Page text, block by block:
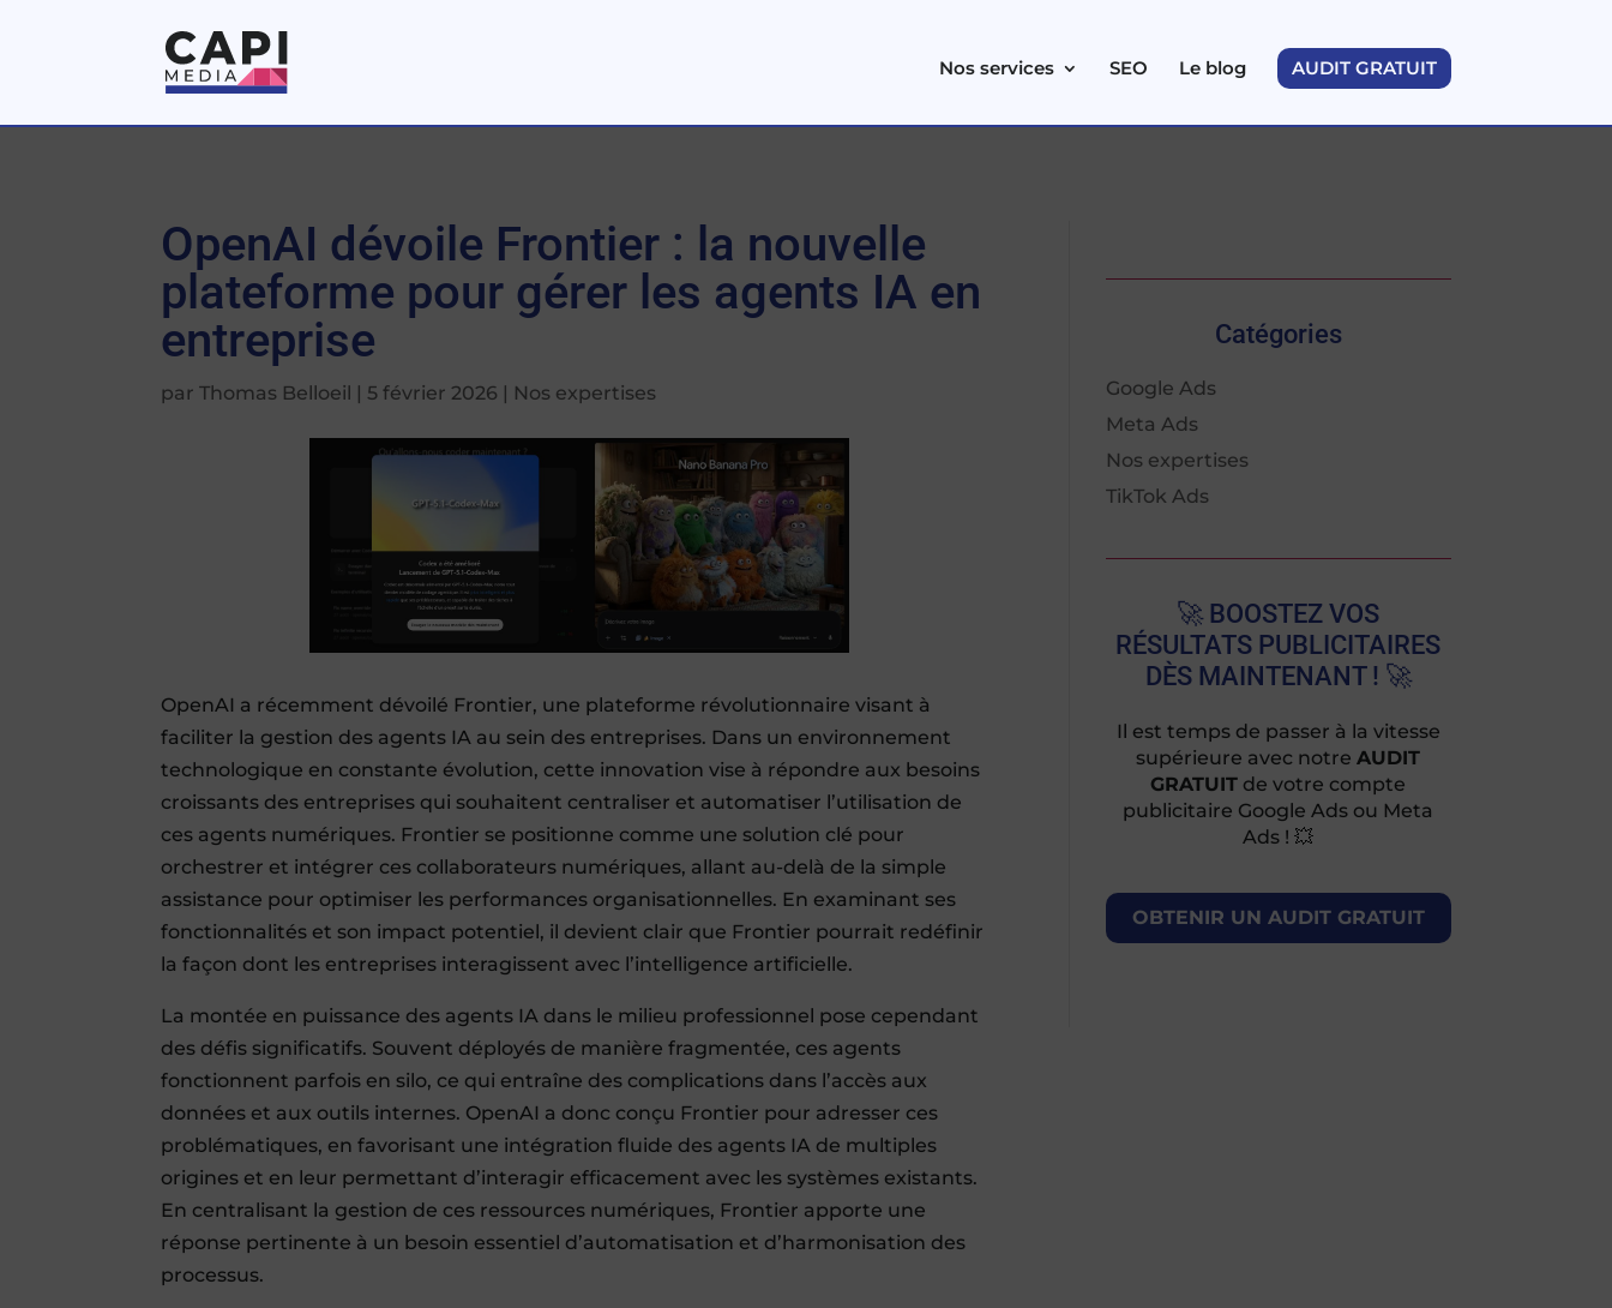
Nos services SEO Le blog AUDIT GRATUIT
OpenAI dévoile Frontier : la nouvelle
plateforme pour gérer les agents IA en
entreprise
parThomas Belloeil |5 février 2026 | Nos expertises
OpenAI a récemment dévoilé Frontier, une plateforme révolutionnaire visant à
faciliter la gestion des agents IA au sein des entreprises. Dans un environnement
technologique en constante évolution, cette innovation vise à répondre aux besoins
croissants des entreprises qui souhaitent centraliser et automatiser l’utilisation de
ces agents numériques. Frontier se positionne comme une solution clé pour
orchestrer et intégrer ces collaborateurs numériques, allant au-delà de la simple
assistance pour optimiser les performances organisationnelles. En examinant ses
fonctionnalités et son impact potentiel, il devient clair que Frontier pourrait redéfinir
la façon dont les entreprises interagissent avec l’intelligence artificielle.
La montée en puissance des agents IA dans le milieu professionnel pose cependant
des défis significatifs. Souvent déployés de manière fragmentée, ces agents
fonctionnent parfois en silo, ce qui entraîne des complications dans l’accès aux
données et aux outils internes. OpenAI a donc conçu Frontier pour adresser ces
problématiques, en favorisant une intégration fluide des agents IA de multiples
origines et en leur permettant d’interagir efficacement avec les systèmes existants.
En centralisant la gestion de ces ressources numériques, Frontier apporte une
réponse pertinente à un besoin essentiel d’automatisation et d’harmonisation des
processus.
Catégories
Google Ads
Meta Ads
Nos expertises
TikTok Ads
🚀 BOOSTEZ VOS
RÉSULTATS PUBLICITAIRES
DÈS MAINTENANT ! 🚀
Il est temps de passer à la vitesse
supérieure avec notreAUDIT
GRATUIT de votre compte
publicitaire Google Ads ou Meta
Ads ! 💥
OBTENIR UN AUDIT GRATUIT